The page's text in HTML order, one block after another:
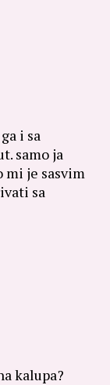
i sa
samo ja
mi je sasvim
sa
kalupa?